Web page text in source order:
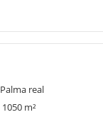
Palma real
1050 m²